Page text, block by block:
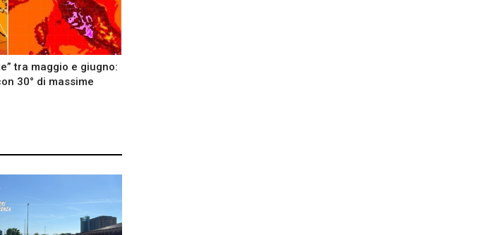
tra maggio e giugno:
30° di massime